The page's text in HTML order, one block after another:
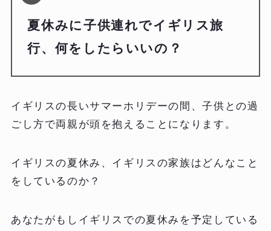
夏休みに子供連れでイギリス旅
行、何をしたらいいの？
イギリスの長いサマーホリデーの間、子供との過
ごし方で両親が頭を抱えることになります。
イギリスの夏休み、イギリスの家族はどんなこと
をしているのか？
あなたがもしイギリスでの夏休みを予定している